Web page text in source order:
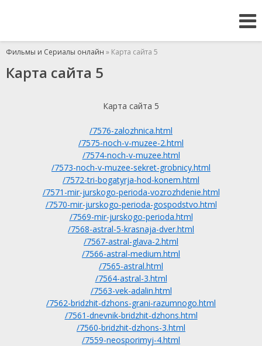
Фильмы и Сериалы онлайн » Карта сайта 5
Карта сайта 5
Карта сайта 5
/7576-zalozhnica.html
/7575-noch-v-muzee-2.html
/7574-noch-v-muzee.html
/7573-noch-v-muzee-sekret-grobnicy.html
/7572-tri-bogatyrja-hod-konem.html
/7571-mir-jurskogo-perioda-vozrozhdenie.html
/7570-mir-jurskogo-perioda-gospodstvo.html
/7569-mir-jurskogo-perioda.html
/7568-astral-5-krasnaja-dver.html
/7567-astral-glava-2.html
/7566-astral-medium.html
/7565-astral.html
/7564-astral-3.html
/7563-vek-adalin.html
/7562-bridzhit-dzhons-grani-razumnogo.html
/7561-dnevnik-bridzhit-dzhons.html
/7560-bridzhit-dzhons-3.html
/7559-neosporimyj-4.html